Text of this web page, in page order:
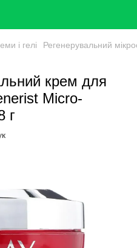
і гелі Регенерувальний
крем для
Micro-
г